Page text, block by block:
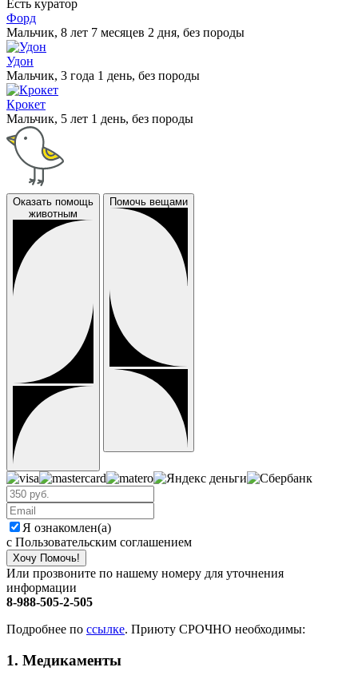
Есть куратор
Форд
Мальчик, 8 лет 7 месяцев 2 дня, без породы
Удон
Мальчик, 3 года 1 день, без породы
Крокет
Мальчик, 5 лет 1 день, без породы
Оказать помощь
животным
Помочь вещами
Я ознакомлен(а)
с Пользовательским соглашением
Хочу Помочь!
Или прозвоните по нашему номеру для уточнения
информации
8-988-505-2-505
Подробнее по ссылке. Приюту СРОЧНО необходимы:
1. Медикаменты